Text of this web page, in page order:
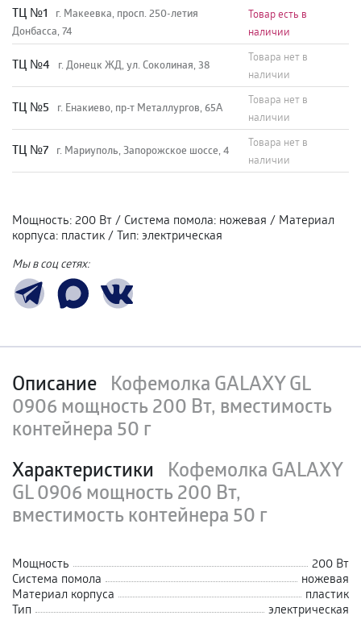
TЦ №1
г. Макеевка, просп. 250-летия
Донбасса, 74
Товар есть в
наличии
TЦ №4 г. Донецк ЖД, ул. Соколиная, 38
Товара нет в
наличии
TЦ №5 г. Енакиево, пр-т Металлургов, 65А
Товара нет в
наличии
ТЦ №7 г. Мариуполь, Запорожское шоссе, 4
Товара нет в
наличии
Мощность: 200 Вт / Система помола: ножевая / Материал
корпуса: пластик / Тип: электрическая
Мы в соц сетях:
Описание Кофемолка GALAXY GL
0906 мощность 200 Вт, вместимость
контейнера 50 г
Характеристики
Кофемолка GALAXY
GL 0906 мощность 200 Вт,
вместимость контейнера 50 г
Мощность
200 Вт
Система помола
ножевая
Материал корпуса
пластик
Тип
электрическая